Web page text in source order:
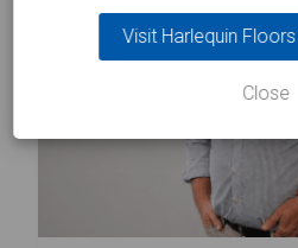
Visit Harlequin
Close